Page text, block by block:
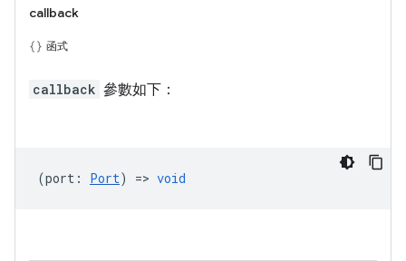
callback
函式
callback 參數如下：
(port : Port) => void